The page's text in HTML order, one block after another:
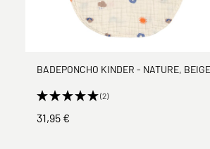
BADEPONCHO KINDER - NATURE, BEIGE
(2)
31,95 €